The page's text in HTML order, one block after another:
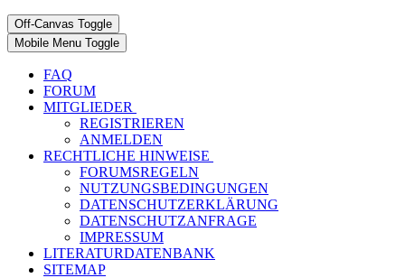
Off-Canvas Toggle
Mobile Menu Toggle
FAQ
FORUM
MITGLIEDER
REGISTRIEREN
ANMELDEN
RECHTLICHE HINWEISE
FORUMSREGELN
NUTZUNGSBEDINGUNGEN
DATENSCHUTZERKLÄRUNG
DATENSCHUTZANFRAGE
IMPRESSUM
LITERATURDATENBANK
SITEMAP